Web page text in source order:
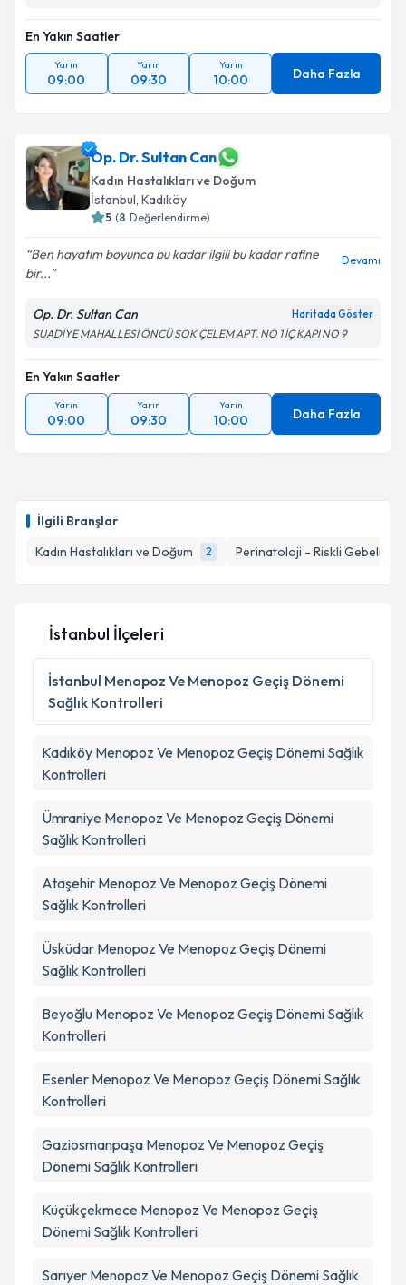
İlgili Branşlar
Kadın Hastalıkları ve Doğum
2 Perinatoloji - Riskli Gebelikler
En Yakın Saatler
Yarın
09:00
Yarın
09:30
Yarın
10:00 Daha Fazla
Op. Dr. Sultan Can
Kadın Hastalıkları ve Doğum
İstanbul, Kadıköy
5 (8 Değerlendirme)
Ben hayatım boyunca bu kadar ilgili bu kadar rafine
bir...
Devamı
Op. Dr. Sultan Can Haritada Göster
SUADİYE MAHALLESİ ÖNCÜ SOK ÇELEM APT. NO 1 İÇ KAPI NO 9
En Yakın Saatler
Yarın
09:00
Yarın
09:30
Yarın
10:00 Daha Fazla
İstanbul İlçeleri
İstanbul Menopoz Ve Menopoz Geçiş Dönemi
Sağlık Kontrolleri
Kadıköy Menopoz Ve Menopoz Geçiş Dönemi Sağlık
Kontrolleri
Ümraniye Menopoz Ve Menopoz Geçiş Dönemi
Sağlık Kontrolleri
Ataşehir Menopoz Ve Menopoz Geçiş Dönemi
Sağlık Kontrolleri
Üsküdar Menopoz Ve Menopoz Geçiş Dönemi
Sağlık Kontrolleri
Beyoğlu Menopoz Ve Menopoz Geçiş Dönemi Sağlık
Kontrolleri
Esenler Menopoz Ve Menopoz Geçiş Dönemi Sağlık
Kontrolleri
Gaziosmanpaşa Menopoz Ve Menopoz Geçiş
Dönemi Sağlık Kontrolleri
Küçükçekmece Menopoz Ve Menopoz Geçiş
Dönemi Sağlık Kontrolleri
Sarıyer Menopoz Ve Menopoz Geçiş Dönemi Sağlık